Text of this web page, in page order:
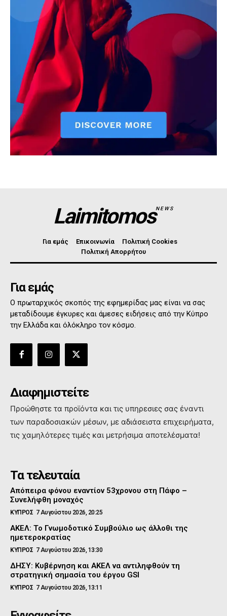
LaimitomosNEWS
Για εμάς Επικοινωνία
Πολιτική Cookies
Πολιτική Απορρήτου
Για εμάς
Ο πρωταρχικός σκοπός της εφημερίδας μας είναι να σας
μεταδίδουμε έγκυρες και άμεσες ειδήσεις από την Κύπρο
την Ελλάδα και όλόκληρο τον κόσμο.
Διαφημιστείτε
Προώθηστε τα προϊόντα και τις υπηρεσιες σας έναντι
των παραδοσιακών μέσων, με αδιάσειστα επιχειρήματα,
τις χαμηλότερες τιμές και μετρήσιμα αποτελέσματα!
Τα τελευταία
Απόπειρα φόνου εναντίον 53χρονου στη Πάφο –
Συνελήφθη μοναχός
ΚΥΠΡΟΣ 7 Αυγούστου 2026, 20:25
ΑΚΕΛ: Το Γνωμοδοτικό Συμβούλιο ως άλλοθι της
ημετεροκρατίας
ΚΥΠΡΟΣ 7 Αυγούστου 2026, 13:30
ΔΗΣΥ: Κυβέρνηση και ΑΚΕΛ να αντιληφθούν τη
στρατηγική σημασία του έργου GSI
ΚΥΠΡΟΣ 7 Αυγούστου 2026, 13:11